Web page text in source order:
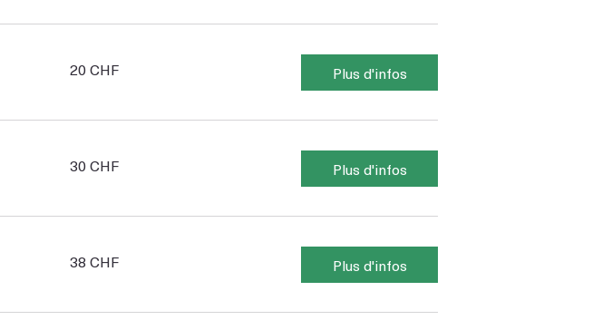
francs
20 CHF Plus d'infos
francs
30 CHF Plus d'infos
francs
38 CHF Plus d'infos